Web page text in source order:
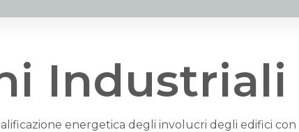
Industriali
energetica degli involucri degli edifici con